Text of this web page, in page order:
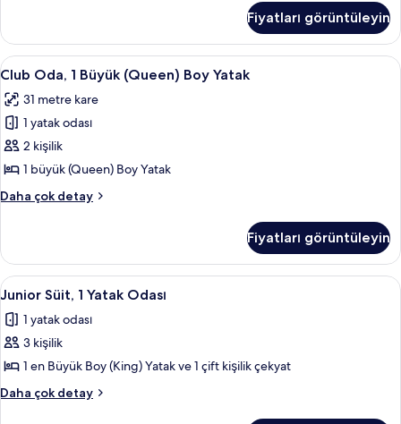
görün
Boy
Yatak
hakkında
fazla
detay
Fiyatları görüntüleyin
Club
Oda,
1
Büyük
(Queen)
Boy
Yatak
için
fotoğrafları
görün
Kaliteli yatak takımı, odada kasa,
9
Club Oda, 1 Büyük (Queen) Boy Yatak
31 metre kare
1 yatak odası
2 kişilik
1 büyük (Queen) Boy Yatak
Daha çok detay
Club
(Queen)
Boy
Yatak
daha
fazla
Fiyatları görüntüleyin
Junior
Süit,
Yatak
Odası
için
Junior Süit, 1 Yatak Odası | Kaliteli
8
Junior Süit, 1 Yatak Odası
1 yatak odası
3 kişilik
1 en Büyük Boy (King) Yatak ve 1 çift kişilik çekyat
Daha çok detay
Junior